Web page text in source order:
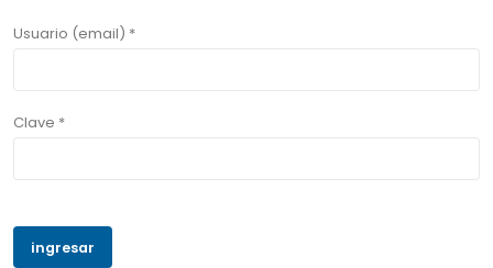
Usuario (email) *
Clave *